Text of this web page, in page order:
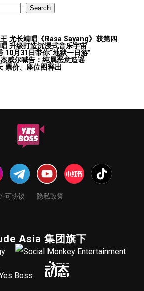
Search
尤长靖唱《Rasa Sayang》获第四
升级打造沉浸式音乐宇宙
月31日带你“地狱一日游”
威尔喊告：纯属恶意造谣
票价、座位图释出
可协议 隐私政策
Asia 集团旗下